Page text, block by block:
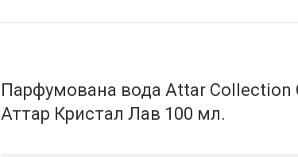
Парфумована вода Attar Collection
Аттар Кристал Лав 100 мл.